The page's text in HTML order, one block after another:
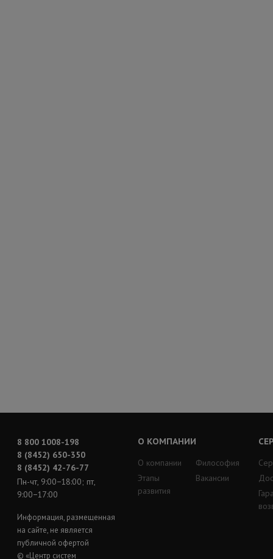
8 800 1008-198
8 (8452) 650-350
8 (8452) 42-76-77
Пн-чт, 9:00−18:00; пт,
9:00−17:00
Информация, размещенная
на сайте, не является
публичной офертой
© «Центр систем
О КОМПАНИИ
О компании
Этапы
развития
Философия
Вакансии